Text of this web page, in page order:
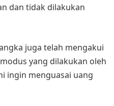
dan tidak dilakukan
juga telah mengakui
yang dilakukan oleh
ingin menguasai uang